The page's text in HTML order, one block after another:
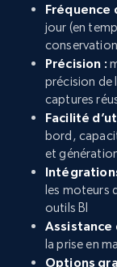
Fréquence
jour (en
Précision :
précision de
captures
Facilité
bord,
et
les moteurs
outils BI
Assistance
la prise en
Options